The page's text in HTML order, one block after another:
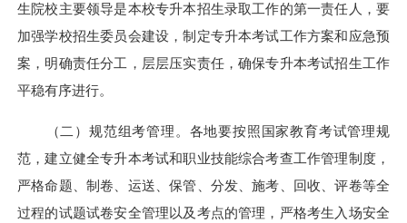
生院校主要领导是本校专升本招生录取工作的第一责任人，要
加强学校招生委员会建设，制定专升本考试工作方案和应急预
案，明确责任分工，层层压实责任，确保专升本考试招生工作
平稳有序进行。
（二）规范组考管理。各地要按照国家教育考试管理规
范，建立健全专升本考试和职业技能综合考查工作管理制度，
严格命题、制卷、运送、保管、分发、施考、回收、评卷等全
过程的试题试卷安全管理以及考点的管理，严格考生入场安全